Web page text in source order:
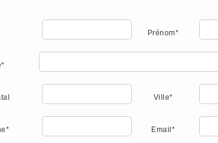
Prénom*
Ville*
Email*